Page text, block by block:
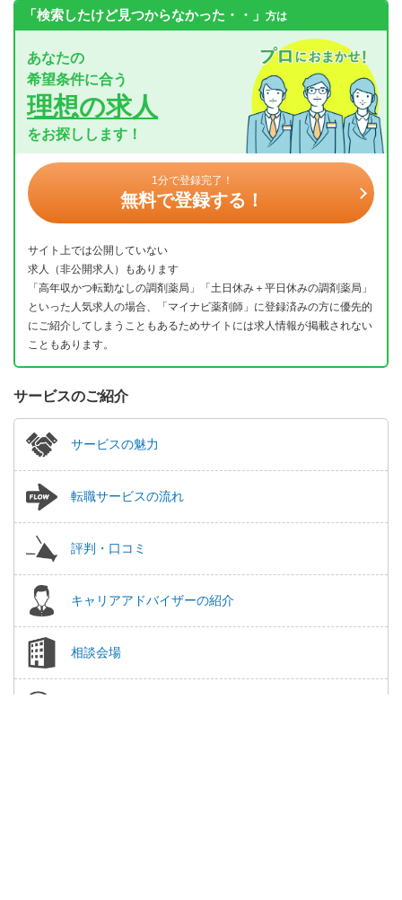
「検索したけど見つからなかった・・」 方は
あなたの
希望条件に合う
理想の求人
をお探しします！
1分で登録完了！
無料で登録する！
サイト上では公開していない
求人（非公開求人）もあります
「高年収かつ転勤なしの調剤薬局」「土日休み＋平日休みの調剤薬局」
といった人気求人の場合、「マイナビ薬剤師」に登録済みの方に優先的
にご紹介してしまうこともあるためサイトには求人情報が掲載されない
こともあります。
サービスのご紹介
サービスの魅力
転職サービスの流れ
評判・口コミ
キャリアアドバイザーの紹介
相談会場